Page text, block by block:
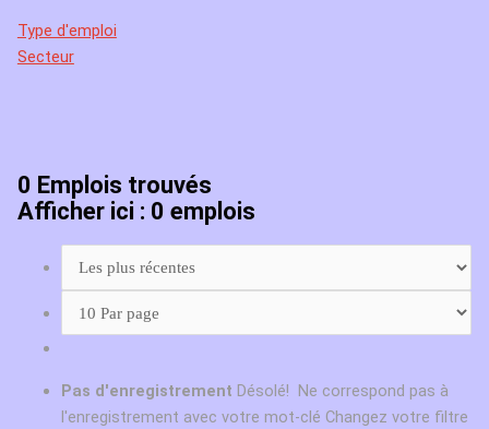
Type d'emploi
Secteur
0 Emplois trouvés
Afficher ici : 0 emplois
Pas d'enregistrement Désolé! Ne correspond pas à
l'enregistrement avec votre mot-clé Changez votre filtre